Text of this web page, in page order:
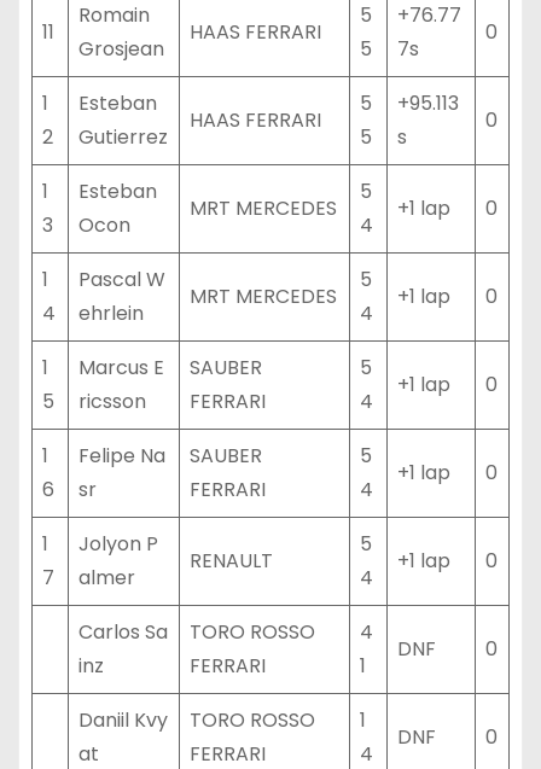
11
Romain
Grosjean
HAAS FERRARI
5
5
+76.77
7s
0
1
2
Esteban
Gutierrez
HAAS FERRARI
5
5
+95.113
s
0
1
3
Esteban
Ocon
MRT MERCEDES
5
4
+1 lap 0
1
4
Pascal W
ehrlein
MRT MERCEDES
5
4
+1 lap 0
1
5
Marcus E
ricsson
SAUBER
FERRARI
5
4
+1 lap 0
1
6
Felipe Na
sr
SAUBER
FERRARI
5
4
+1 lap 0
1
7
Jolyon P
almer
RENAULT
5
4
+1 lap 0
Carlos Sa
inz
TORO ROSSO
FERRARI
4
1
DNF 0
Daniil Kvy
at
TORO ROSSO
FERRARI
1
4
DNF 0